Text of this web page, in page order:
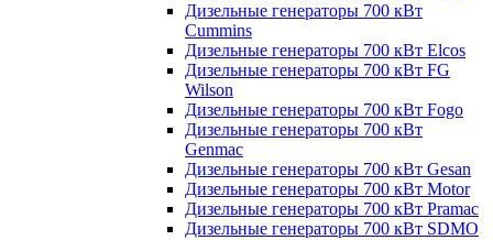
Дизельные генераторы 700 кВт
Cummins
Дизельные генераторы 700 кВт Elcos
Дизельные генераторы 700 кВт FG
Wilson
Дизельные генераторы 700 кВт Fogo
Дизельные генераторы 700 кВт
Genmac
Дизельные генераторы 700 кВт Gesan
Дизельные генераторы 700 кВт Motor
Дизельные генераторы 700 кВт Pramac
Дизельные генераторы 700 кВт SDMO